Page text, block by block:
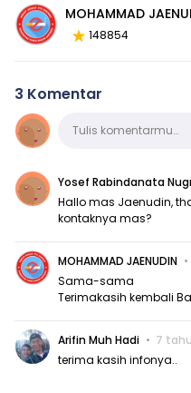
MOHAMMAD
148854
3 Komentar
KomentarTulis komentarmu…
Yosef Rabindanata
Hallo mas Jaenudin,
kontaknya mas?
MOHAMMAD JAENUDIN
Sama-sama
Terimakasih kembali
Arifin Muh Hadi
7
terima kasih infonya..